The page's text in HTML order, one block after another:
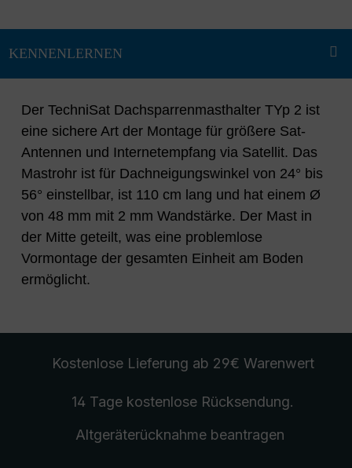
Der TechniSat Dachsparrenmasthalter TYp 2 ist
eine sichere Art der Montage für größere Sat-
Antennen und Internetempfang via Satellit. Das
Mastrohr ist für Dachneigungswinkel von 24° bis
56° einstellbar, ist 110 cm lang und hat einem Ø
von 48 mm mit 2 mm Wandstärke. Der Mast in
der Mitte geteilt, was eine problemlose
Vormontage der gesamten Einheit am Boden
ermöglicht.
Kostenlose Lieferung ab 29€ Warenwert
14 Tage kostenlose Rücksendung.
Altgeräterücknahmebeantragen